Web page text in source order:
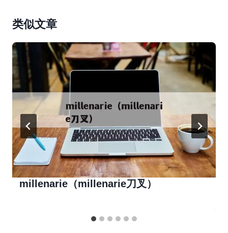
类似文章
millenarie（millenarie刀叉）